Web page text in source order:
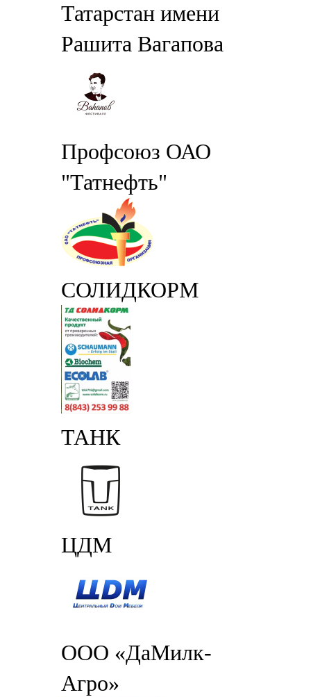
Татарстан имени
Рашита Вагапова
Профсоюз ОАО
"Татнефть"
СОЛИДКОРМ
ТАНК
ЦДМ
ООО «ДаМилк-
Агро»